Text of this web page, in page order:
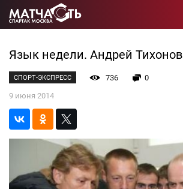
Язык недели. Андрей Тихонов
СПОРТ-ЭКСПРЕСС 736
0
9 июня 2014